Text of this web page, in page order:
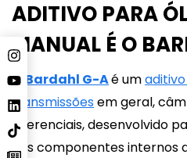
ADITIVO PARA
MANUAL É O
O Bardahl G-Aé um
transmissõesem geral,
diferenciais, desenvolvido
dos componentes internos